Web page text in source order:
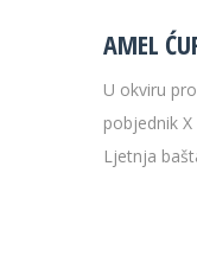
AMEL
U okviru
pobjednik
Ljetnja